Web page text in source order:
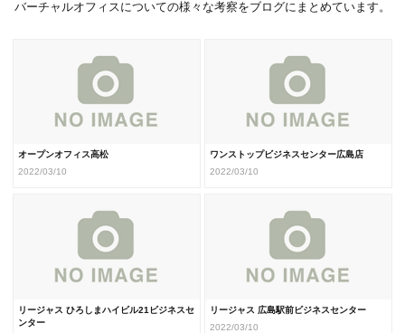
バーチャルオフィスについての様々な考察をブログにまとめています。
オープンオフィス高松
2022/03/10
ワンストップビジネスセンター広島店
2022/03/10
リージャス ひろしまハイビル21ビジネスセ
ンター
リージャス 広島駅前ビジネスセンター
2022/03/10